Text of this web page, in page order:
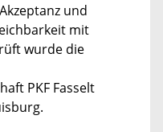
und
mit
wurde die
PKF Fasselt